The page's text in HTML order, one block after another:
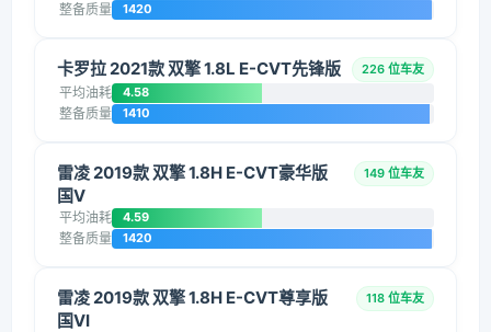
整备质量 1420
卡罗拉 2021款 双擎 1.8L E-CVT先锋版 226 位车友
平均油耗 4.58
整备质量 1410
雷凌 2019款 双擎 1.8H E-CVT豪华版
国V
149 位车友
平均油耗 4.59
整备质量 1420
雷凌 2019款 双擎 1.8H E-CVT尊享版
国VI
118 位车友